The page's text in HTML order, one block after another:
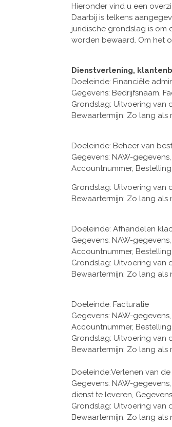
Hieronder vind u een
Daarbij is telkens
juridische grondslag is om
worden bewaard. Om het
Dienstverlening,
Doeleinde: Financiële
Gegevens: Bedrijfsnaam,
Grondslag: Uitvoering van
Bewaartermijn: Zo lang
Doeleinde: Beheer van
Gegevens: NAW-
Accountnummer,
Grondslag: Uitvoering van
Bewaartermijn: Zo lang
Doeleinde: Afhandelen
Gegevens: NAW-
Accountnummer,
Grondslag: Uitvoering van
Bewaartermijn: Zo lang
Doeleinde: Facturatie
Gegevens: NAW-
Accountnummer,
Grondslag: Uitvoering van
Bewaartermijn: Zo lang
Doeleinde:Verlenen van
Gegevens: NAW-
dienst te leveren,
Grondslag: Uitvoering van
Bewaartermijn: Zo lang